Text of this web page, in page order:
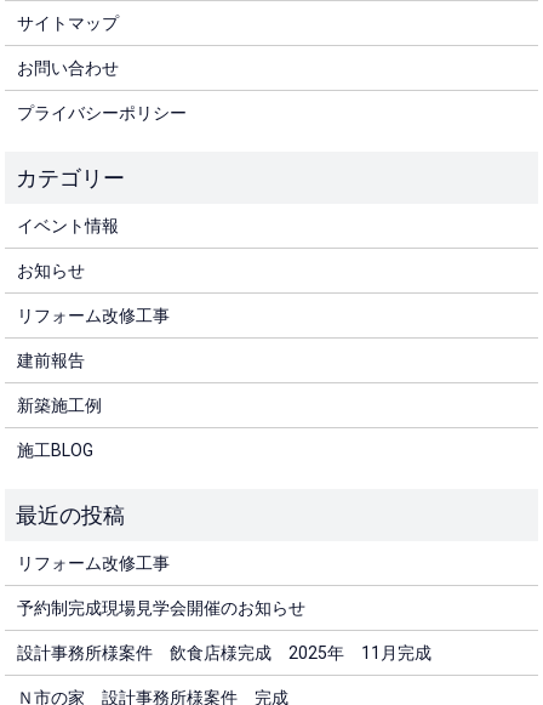
サイトマップ
お問い合わせ
プライバシーポリシー
イベント情報
お知らせ
リフォーム改修工事
建前報告
新築施工例
施工BLOG
リフォーム改修工事
予約制完成現場見学会開催のお知らせ
設計事務所様案件 飲食店様完成 2025年 11月完成
Ｎ市の家 設計事務所様案件 完成